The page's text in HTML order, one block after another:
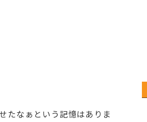
たなぁという記憶はありま